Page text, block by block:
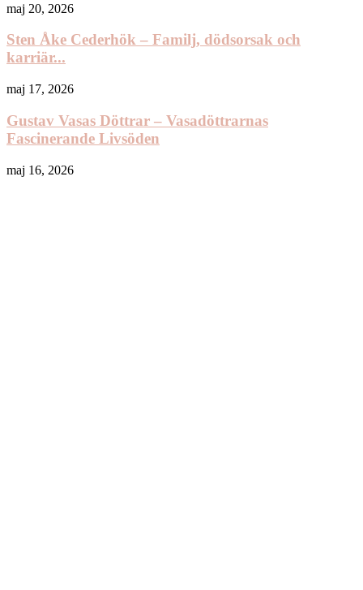
maj 20, 2026
Sten Åke Cederhök – Familj, dödsorsak och
karriär...
maj 17, 2026
Gustav Vasas Döttrar – Vasadöttrarnas
Fascinerande Livsöden
maj 16, 2026